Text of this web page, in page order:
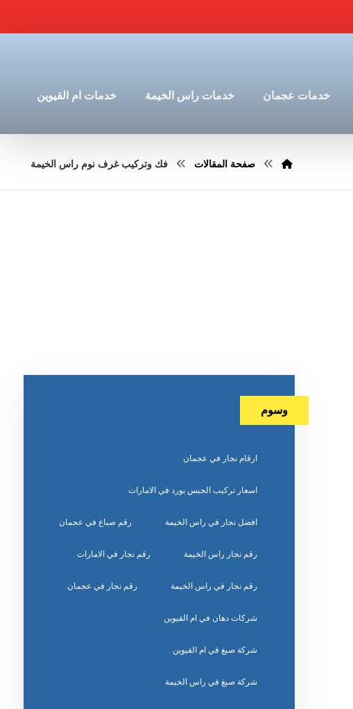
خدمات عجمان خدمات راس الخيمة خدمات ام القيوين
صفحة المقالات فك وتركيب غرف نوم راس الخيمة
وسوم
ارقام نجار في عجمان
اسعار تركيب الجبس بورد في الامارات
افضل نجار في راس الخيمة رقم صباغ في عجمان
رقم نجار راس الخيمة رقم نجار في الامارات
رقم نجار في راس الخيمة رقم نجار في عجمان
شركات دهان في ام القيوين
شركة صبغ في ام القيوين
شركة صبغ في راس الخيمة